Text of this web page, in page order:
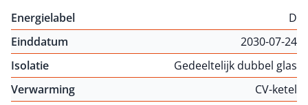
Energielabel
D
Einddatum
2030-07-24
Isolatie
Gedeeltelijk dubbel glas
Verwarming
CV-ketel